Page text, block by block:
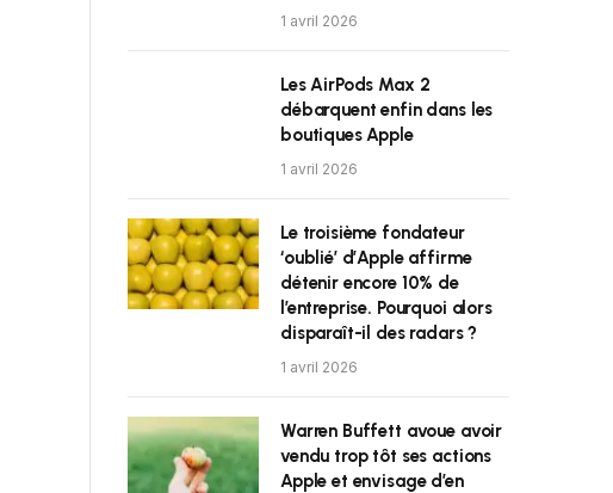
1 avril 2026
Les AirPods Max 2
débarquent enfin dans les
boutiques Apple
1 avril 2026
Le troisième fondateur
‘oublié’ d’Apple affirme
détenir encore 10% de
l’entreprise. Pourquoi alors
disparaît-il des radars ?
1 avril 2026
Warren Buffett avoue avoir
vendu trop tôt ses actions
Apple et envisage d’en